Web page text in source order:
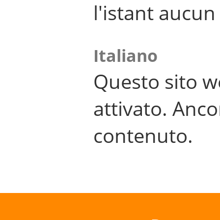
l'istant
Italiano
Questo sito
attivato.
contenuto.